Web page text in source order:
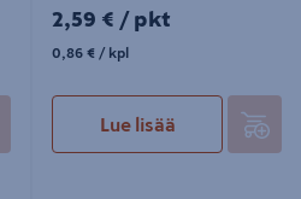
2,59€/pkt
2,59 € / pkt
0,86€/kpl
0,86 € / kpl
Lue lisää